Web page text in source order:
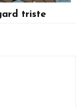
triste